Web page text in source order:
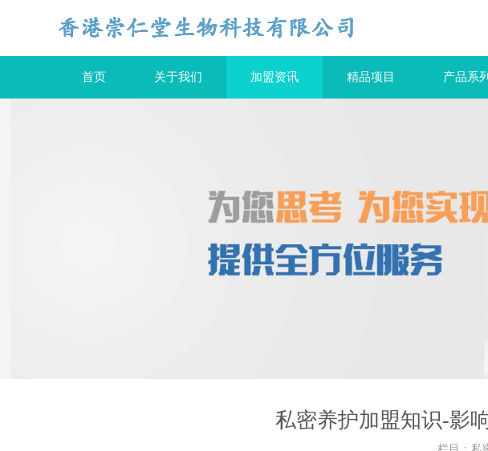
首页 关于我们 加盟资讯 精品项目 产品系列
私密养护加盟知识-影